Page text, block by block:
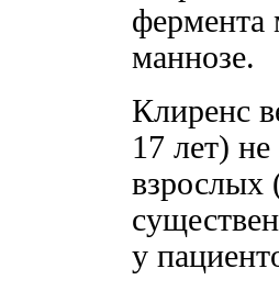
фермента
маннозе.
Клиренс
17 лет)
взрослых
у